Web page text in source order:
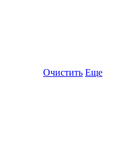
Очистить Еще